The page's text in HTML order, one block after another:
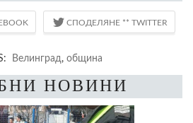
Велинград , община
НОВИНИ